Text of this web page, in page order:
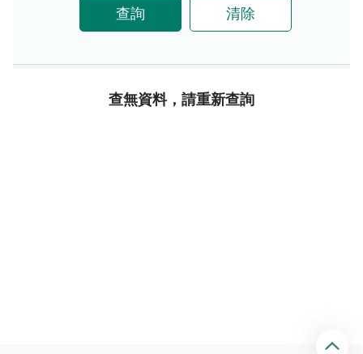
查詢 清除
查無資料，請重新查詢
回
頂
端